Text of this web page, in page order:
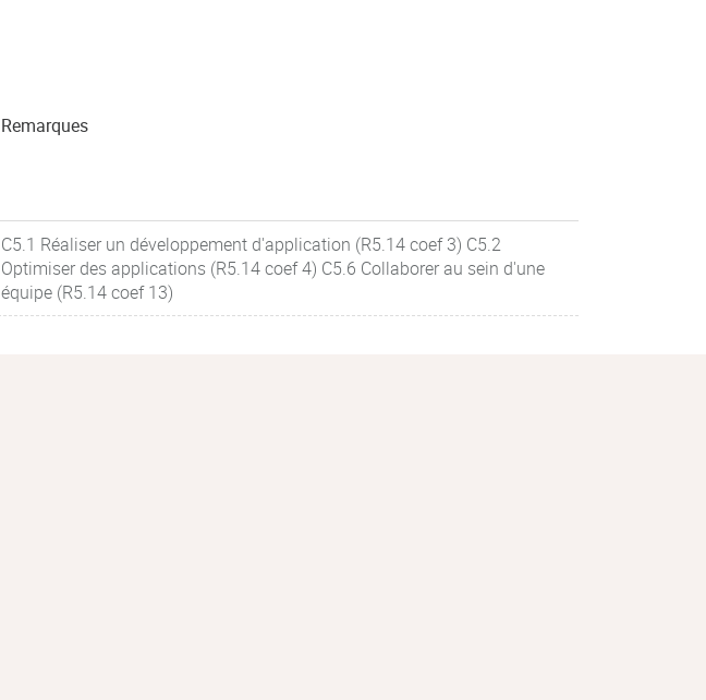
Remarques
C5.1 Réaliser un développement d'application (R5.14 coef 3) C5.2
Optimiser des applications (R5.14 coef 4) C5.6 Collaborer au sein d'une
équipe (R5.14 coef 13)